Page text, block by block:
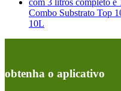
Combo Substrato Top
10L
obtenha o aplicativo